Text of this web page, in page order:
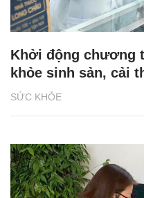
SỨC KHỎE
Khởi động chương
khỏe sinh sản, cải